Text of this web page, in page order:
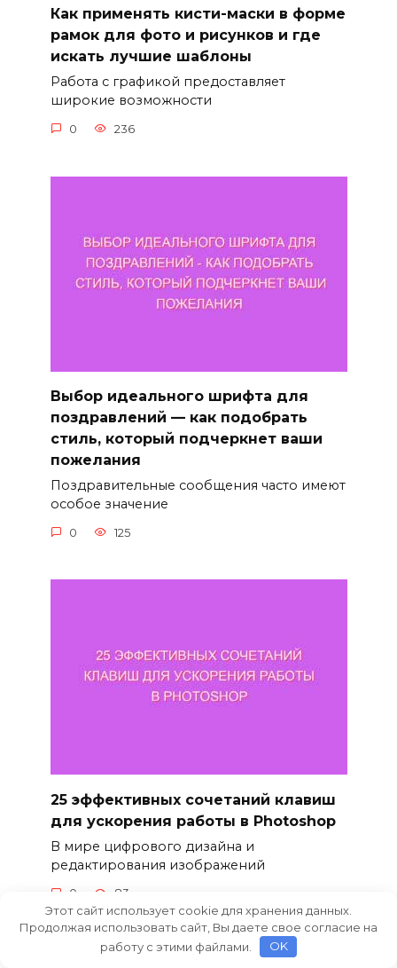
Как применять кисти-маски в форме
рамок для фото и рисунков и где
искать лучшие шаблоны
Работа с графикой предоставляет
широкие возможности
0 236
Выбор идеального шрифта для
поздравлений — как подобрать
стиль, который подчеркнет ваши
пожелания
Поздравительные сообщения часто имеют
особое значение
0 125
25 эффективных сочетаний клавиш
для ускорения работы в Photoshop
В мире цифрового дизайна и
редактирования изображений
0 83
Этот сайт использует cookie для хранения данных.
Продолжая использовать сайт, Вы даете свое согласие на
работу с этими файлами.
OK